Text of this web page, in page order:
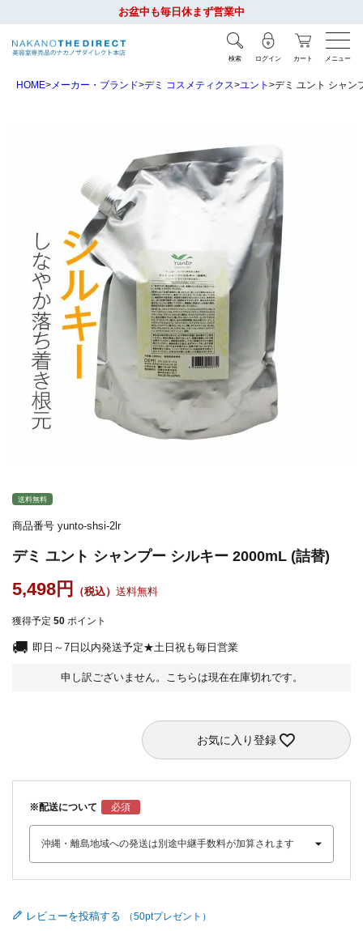
お盆中も毎日休まず営業中
検索 ログイン カート メニュー
HOME メーカー・ブランド デミ コスメティクス ユント デミ ユント シャン
送料無料
商品番号 yunto-shsi-2lr
デミ ユント シャンプー シルキー 2000mL (詰替)
5,498 送料無料
獲得予定 50 ポイント
即日～7日以内発送予定★土日祝も毎日営業
申し訳ございません。こちらは現在在庫切れです。
お気に入り登録
※配送について
レビューを投稿する